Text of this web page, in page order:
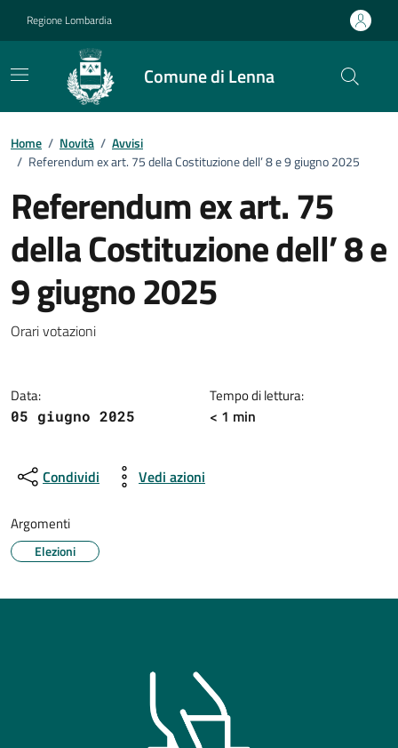
Regione Lombardia
Comune di Lenna
Home / Novità / Avvisi
/ Referendum ex art. 75 della Costituzione dell’ 8 e 9 giugno 2025
Referendum ex art. 75
della Costituzione dell’ 8 e
9 giugno 2025
Dettagli della notizia
Orari votazioni
Data:
05 giugno 2025
Tempo di lettura:
< 1 min
Condividi Vedi azioni
Argomenti
Elezioni